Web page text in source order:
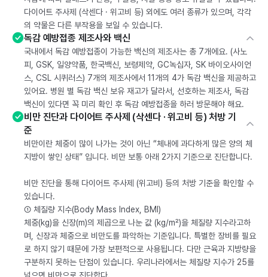
다이어트 주사제 (삭센다 · 위고비 등) 외에도 여러 종류가 있으며, 각각
의 약물은 다른 부작용을 보일 수 있습니다.
독감 예방접종 제조사와 백신
국내에서 독감 예방접종이 가능한 백신의 제조사는 총 7개에요. (사노
피, GSK, 일양약품, 한국백신, 보령제약, GC녹십자, SK 바이오사이언
스, CSL 시퀴러스) 7개의 제조사에서 11개의 4가 독감 백신을 제공하고
있어요. 병원 별 독감 백신 보유 재고가 달라서, 선호하는 제조사, 독감
백신이 있다면 꼭 미리 확인 후 독감 예방접종을 하러 방문해야 해요.
비만 진단과 다이어트 주사제 (삭센다 · 위고비 등) 처방 기
준
비만이란 체중이 많이 나가는 것이 아닌 “체내에 과다하게 많은 양의 체
지방이 쌓인 상태” 입니다. 비만 보통 아래 2가지 기준으로 진단합니다.
비만 진단을 통해 다이어트 주사제 (위고비) 등의 처방 기준을 확인할 수
있습니다.
① 체질량 지수(Body Mass Index, BMI)
체중(kg)을 신장(m)의 제곱으로 나눈 값 (kg/m²)을 체질량 지수라고하
며, 신장과 체중으로 비만도를 파악하는 기준입니다. 특별한 장비를 필요
로 하지 않기 때문에 가장 보편적으로 사용됩니다. 다만 근육과 지방량을
구분하지 못하는 단점이 있습니다. 우리나라에서는 체질량 지수가 25를